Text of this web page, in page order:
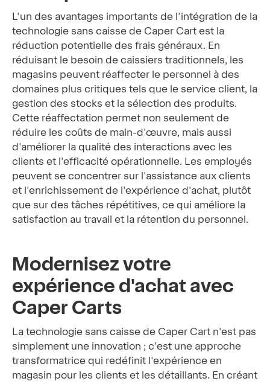
L'un des avantages importants de l'intégration de la
technologie sans caisse de Caper Cart est la
réduction potentielle des frais généraux. En
réduisant le besoin de caissiers traditionnels, les
magasins peuvent réaffecter le personnel à des
domaines plus critiques tels que le service client, la
gestion des stocks et la sélection des produits.
Cette réaffectation permet non seulement de
réduire les coûts de main-d'œuvre, mais aussi
d'améliorer la qualité des interactions avec les
clients et l'efficacité opérationnelle. Les employés
peuvent se concentrer sur l'assistance aux clients
et l'enrichissement de l'expérience d'achat, plutôt
que sur des tâches répétitives, ce qui améliore la
satisfaction au travail et la rétention du personnel.
Modernisez votre
expérience d'achat avec
Caper Carts
La technologie sans caisse de Caper Cart n'est pas
simplement une innovation ; c'est une approche
transformatrice qui redéfinit l'expérience en
magasin pour les clients et les détaillants. En créant